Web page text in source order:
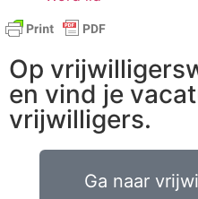
Op
en vind je
vrijwilligers.
Ga naar